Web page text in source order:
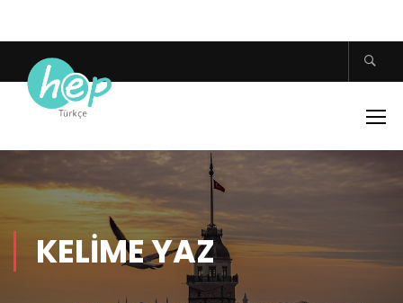
KELIME YAZ